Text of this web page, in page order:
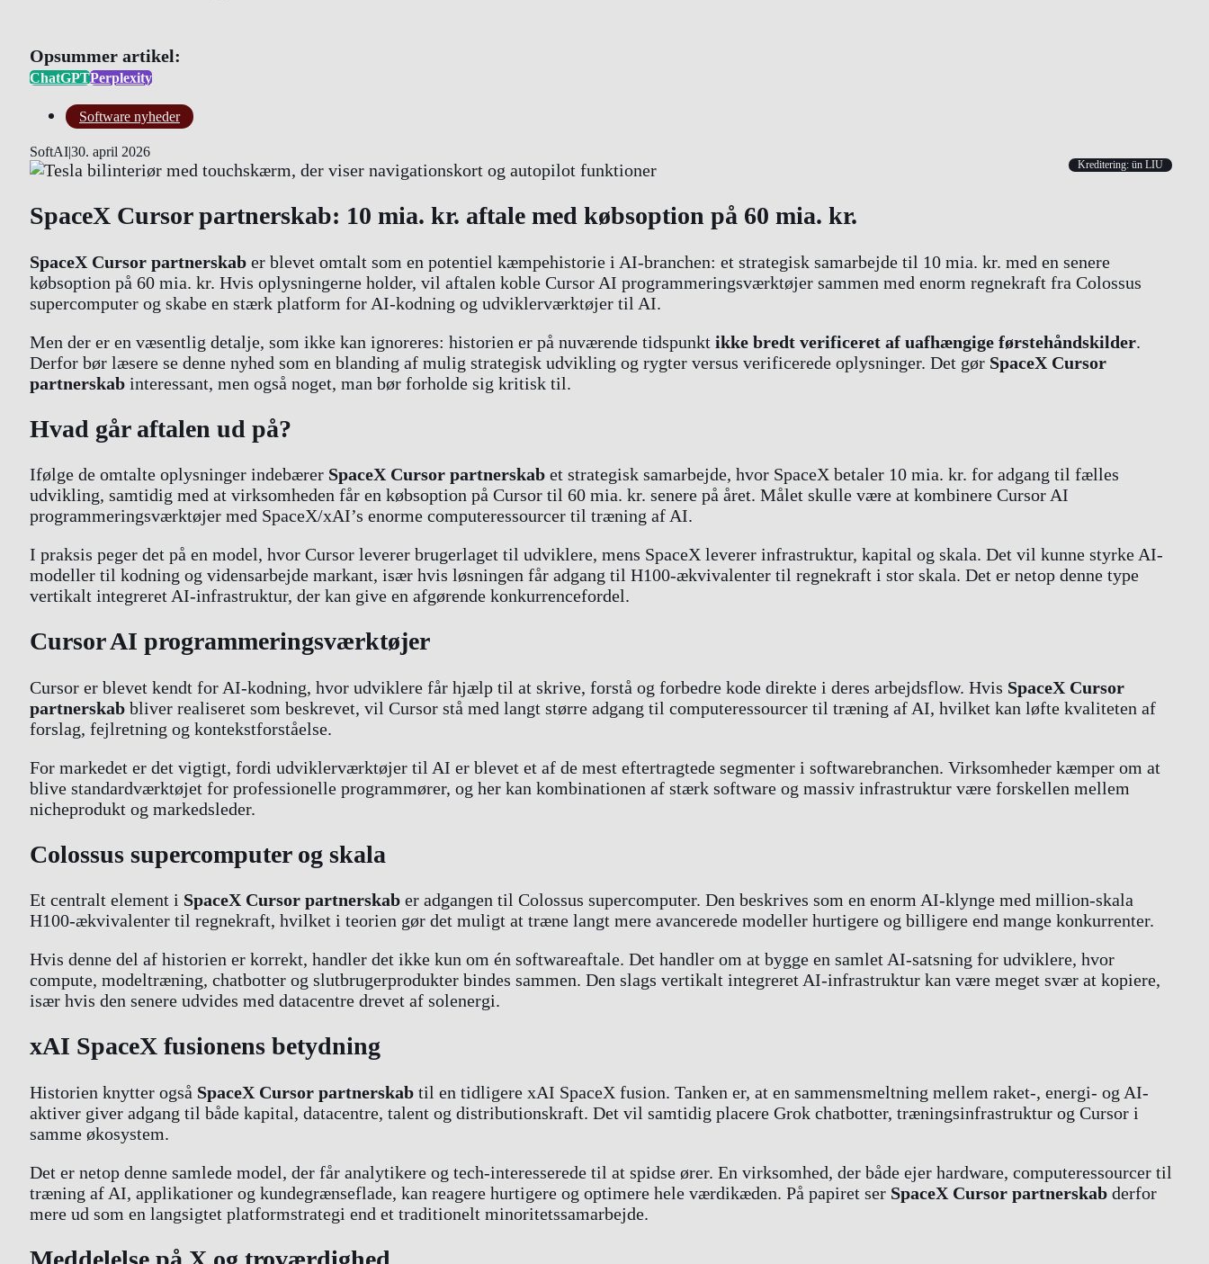
Opsummer artikel:
ChatGPTPerplexity
Software nyheder
SoftAI|30. april 2026
Kreditering: ün LIU
SpaceX Cursor partnerskab: 10 mia. kr. aftale med købsoption på 60 mia. kr.
SpaceX Cursor partnerskab er blevet omtalt som en potentiel kæmpehistorie i AI-branchen: et strategisk samarbejde til 10 mia. kr. med en senere
købsoption på 60 mia. kr. Hvis oplysningerne holder, vil aftalen koble Cursor AI programmeringsværktøjer sammen med enorm regnekraft fra Colossus
supercomputer og skabe en stærk platform for AI-kodning og udviklerværktøjer til AI.
Men der er en væsentlig detalje, som ikke kan ignoreres: historien er på nuværende tidspunkt ikke bredt verificeret af uafhængige førstehåndskilder.
Derfor bør læsere se denne nyhed som en blanding af mulig strategisk udvikling og rygter versus verificerede oplysninger. Det gør SpaceX Cursor
partnerskab interessant, men også noget, man bør forholde sig kritisk til.
Hvad går aftalen ud på?
Ifølge de omtalte oplysninger indebærer SpaceX Cursor partnerskab et strategisk samarbejde, hvor SpaceX betaler 10 mia. kr. for adgang til fælles
udvikling, samtidig med at virksomheden får en købsoption på Cursor til 60 mia. kr. senere på året. Målet skulle være at kombinere Cursor AI
programmeringsværktøjer med SpaceX/xAI’s enorme computeressourcer til træning af AI.
I praksis peger det på en model, hvor Cursor leverer brugerlaget til udviklere, mens SpaceX leverer infrastruktur, kapital og skala. Det vil kunne styrke AI-
modeller til kodning og vidensarbejde markant, især hvis løsningen får adgang til H100-ækvivalenter til regnekraft i stor skala. Det er netop denne type
vertikalt integreret AI-infrastruktur, der kan give en afgørende konkurrencefordel.
Cursor AI programmeringsværktøjer
Cursor er blevet kendt for AI-kodning, hvor udviklere får hjælp til at skrive, forstå og forbedre kode direkte i deres arbejdsflow. Hvis SpaceX Cursor
partnerskab bliver realiseret som beskrevet, vil Cursor stå med langt større adgang til computeressourcer til træning af AI, hvilket kan løfte kvaliteten af
forslag, fejlretning og kontekstforståelse.
For markedet er det vigtigt, fordi udviklerværktøjer til AI er blevet et af de mest eftertragtede segmenter i softwarebranchen. Virksomheder kæmper om at
blive standardværktøjet for professionelle programmører, og her kan kombinationen af stærk software og massiv infrastruktur være forskellen mellem
nicheprodukt og markedsleder.
Colossus supercomputer og skala
Et centralt element i SpaceX Cursor partnerskab er adgangen til Colossus supercomputer. Den beskrives som en enorm AI-klynge med million-skala
H100-ækvivalenter til regnekraft, hvilket i teorien gør det muligt at træne langt mere avancerede modeller hurtigere og billigere end mange konkurrenter.
Hvis denne del af historien er korrekt, handler det ikke kun om én softwareaftale. Det handler om at bygge en samlet AI-satsning for udviklere, hvor
compute, modeltræning, chatbotter og slutbrugerprodukter bindes sammen. Den slags vertikalt integreret AI-infrastruktur kan være meget svær at kopiere,
især hvis den senere udvides med datacentre drevet af solenergi.
xAI SpaceX fusionens betydning
Historien knytter også SpaceX Cursor partnerskab til en tidligere xAI SpaceX fusion. Tanken er, at en sammensmeltning mellem raket-, energi- og AI-
aktiver giver adgang til både kapital, datacentre, talent og distributionskraft. Det vil samtidig placere Grok chatbotter, træningsinfrastruktur og Cursor i
samme økosystem.
Det er netop denne samlede model, der får analytikere og tech-interesserede til at spidse ører. En virksomhed, der både ejer hardware, computeressourcer til
træning af AI, applikationer og kundegrænseflade, kan reagere hurtigere og optimere hele værdikæden. På papiret ser SpaceX Cursor partnerskab derfor
mere ud som en langsigtet platformstrategi end et traditionelt minoritetssamarbejde.